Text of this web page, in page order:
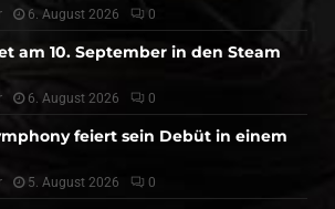
6. August 2026 0
am 10. September in den Steam
6. August 2026 0
feiert sein Debüt in einem
5. August 2026 0